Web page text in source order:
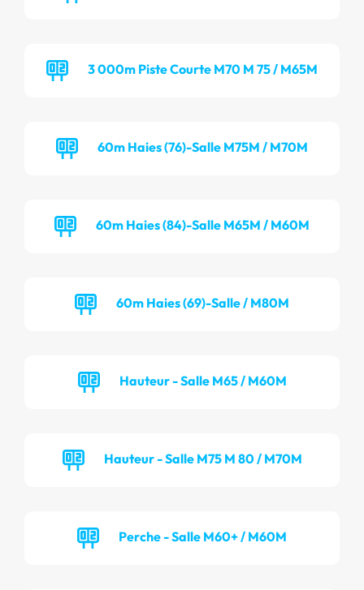
3 000m Piste Courte M70 M 75 / M65M
60m Haies (76)-Salle M75M / M70M
60m Haies (84)-Salle M65M / M60M
60m Haies (69)-Salle / M80M
Hauteur - Salle M65 / M60M
Hauteur - Salle M75 M 80 / M70M
Perche - Salle M60+ / M60M